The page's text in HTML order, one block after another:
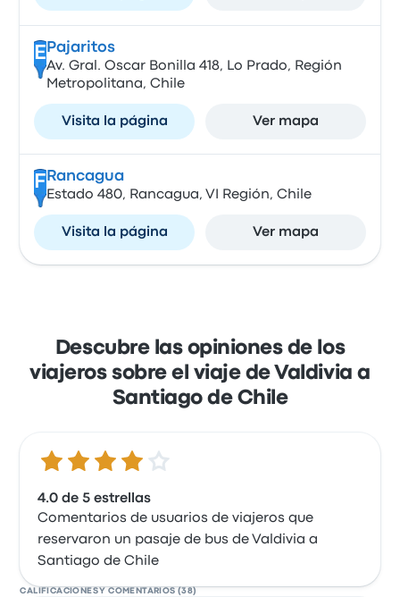
E Pajaritos
Av. Gral. Oscar Bonilla 418, Lo Prado, Región
Metropolitana, Chile
Visita la página Ver mapa
F Rancagua
Estado 480, Rancagua, VI Región, Chile
Visita la página Ver mapa
Descubre las opiniones de los
viajeros sobre el viaje de Valdivia a
Santiago de Chile
4.0 de 5 estrellas
4.0 de 5 estrellas
Comentarios de usuarios de viajeros que
reservaron un pasaje de bus de Valdivia a
Santiago de Chile
CALIFICACIONES Y COMENTARIOS (38)